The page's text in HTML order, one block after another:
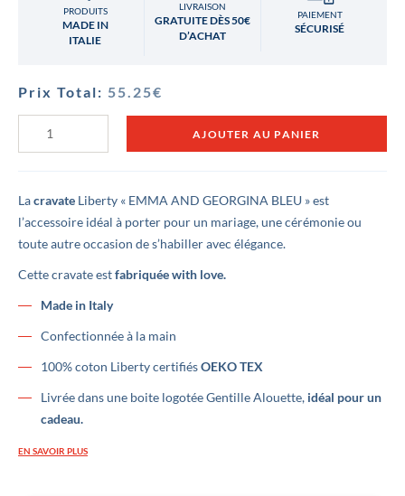
PRODUITS
MADE IN
ITALIE
LIVRAISON
GRATUITE DÈS 50€
D’ACHAT
PAIEMENT
SÉCURISÉ
Prix Total: 55.25€
Cravate
and
Georgina
bleu
AJOUTER AU PANIER
Lacravate Liberty « EMMA AND GEORGINA BLEU » est
l’accessoire idéal à porter pour un mariage, une cérémonie ou
toute autre occasion de s’habiller avec élégance.
Cette cravate estfabriquée with love.
Made in Italy
Confectionnée à la main
100% coton Liberty certifiésOEKO TEX
Livrée dans une boite logotée Gentille Alouette, idéal pour un
cadeau.
EN SAVOIR PLUS